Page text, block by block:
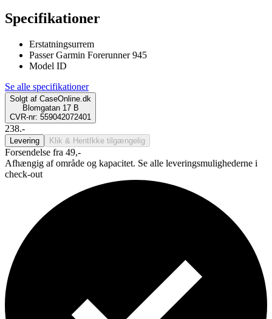
Specifikationer
Erstatningsurrem
Passer Garmin Forerunner 945
Model ID
Se alle specifikationer
Solgt af CaseOnline.dk
Blomgatan 17 B
CVR-nr: 559042072401
238.-
Levering Klik & Hent Ikke tilgængelig
Forsendelse fra 49,-
Afhængig af område og kapacitet. Se alle leveringsmulighederne i
check-out